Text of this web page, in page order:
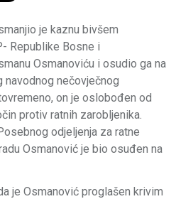
je kaznu bivšem
Republike Bosne i
Osmanoviću i osudio ga na
nečovječnog
on je oslobođen od
protiv ratnih zarobljenika.
odjeljenja za ratne
Osmanović je bio osuđen na
je Osmanović proglašen krivim